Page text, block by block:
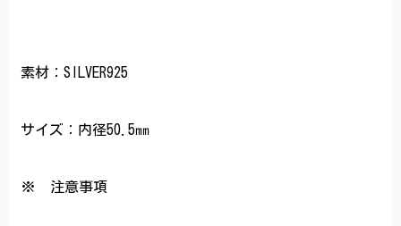
素材：SILVER925
サイズ：内径50.5㎜
※ 注意事項